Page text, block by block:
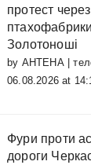
протест
Золотоноші
by АНТЕНА |
06.08.2026 at
Фури проти
дороги